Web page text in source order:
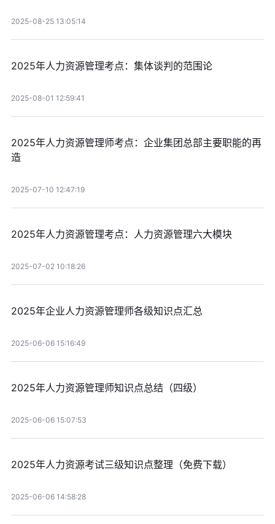
2025-08-25 13:05:14
2025年人力资源管理考点：集体谈判的范围论
2025-08-01 12:59:41
2025年人力资源管理师考点：企业集团总部主要职能的再
造
2025-07-10 12:47:19
2025年人力资源管理考点：人力资源管理六大模块
2025-07-02 10:18:26
2025年企业人力资源管理师各级知识点汇总
2025-06-06 15:16:49
2025年人力资源管理师知识点总结（四级）
2025-06-06 15:07:53
2025年人力资源考试三级知识点整理（免费下载）
2025-06-06 14:58:28